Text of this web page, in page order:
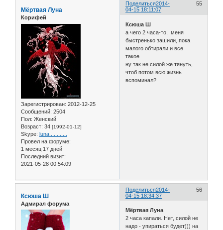
Поделиться 55
2014-
04-15 18:11:07
Мёртвая Луна
Корифей
Зарегистрирован: 2012-12-25
Сообщений: 2504
Пол: Женский
Возраст: 34 [1992-01-12]
Skype: luna............
Провел на форуме:
1 месяц 17 дней
Последний визит:
2021-05-28 00:54:09
Ксюша Ш
а чего 2 часа-то, меня
быстренько зашили, пока
малого обтирали и все
такое...
ну так не силой же тянуть,
чтоб потом всю жизнь
вспоминал?
Поделиться 56
2014-
04-15 18:34:37
Ксюша Ш
Адмирал форума
Мёртвая Луна
2 часа капали. Нет, силой не
надо - упираться будет))) на